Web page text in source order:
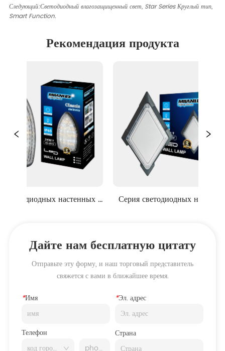
Следующий:Светодиодный влагозащищенный свет, Star Series Круглый тип,
Smart Function.
Рекомендация продукта
настенных
Серия светодиодных настенных
Дайте нам бесплатную цитату
Отправьте эту форму, и наш торговый представитель
свяжется с вами в ближайшее время.
*Имя *Эл. адрес
Телефон Страна